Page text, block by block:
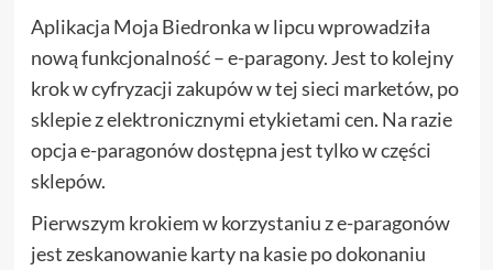
Aplikacja Moja Biedronka w lipcu wprowadziła
nową funkcjonalność – e-paragony. Jest to kolejny
krok w cyfryzacji zakupów w tej sieci marketów, po
sklepie z elektronicznymi etykietami cen. Na razie
opcja e-paragonów dostępna jest tylko w części
sklepów.
Pierwszym krokiem w korzystaniu z e-paragonów
jest zeskanowanie karty na kasie po dokonaniu